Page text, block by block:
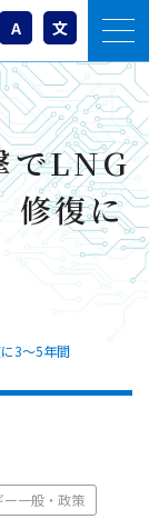
A 文
でLNG
修復に
3～5年間
ー一般・政策